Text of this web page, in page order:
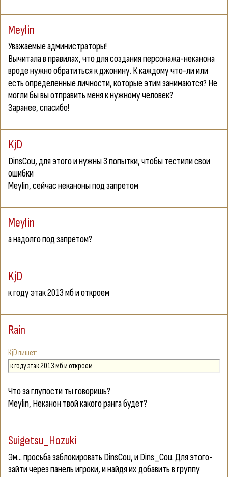
Meylin
Уважаемые администраторы!
Вычитала в правилах, что для создания персонажа-неканона
вроде нужно обратиться к джонину. К каждому что-ли или
есть определенные личности, которые этим занимаются? Не
могли бы вы отправить меня к нужному человек?
Заранее, спасибо!
KjD
DinsCou, для этого и нужны 3 попытки, чтобы тестили свои
ошибки
Meylin, сейчас неканоны под запретом
Meylin
а надолго под запретом?
KjD
к году этак 2013 мб и откроем
Rain
KjD
к году этак 2013 мб и откроем
Что за глупости ты говоришь?
Meylin, Неканон твой какого ранга будет?
Suigetsu_Hozuki
Эм... просьба заблокировать DinsCou, и Dins_Cou. Для этого-
зайти через панель игроки, и найдя их добавить в группу